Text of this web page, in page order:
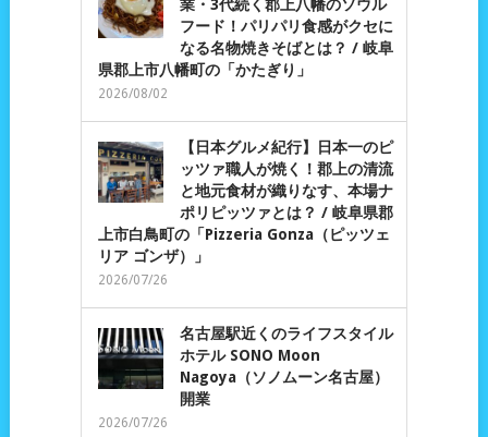
業・3代続く郡上八幡のソウル
フード！パリパリ食感がクセに
なる名物焼きそばとは？ / 岐阜
県郡上市八幡町の「かたぎり」
2026/08/02
【日本グルメ紀行】日本一のピ
ッツァ職人が焼く！郡上の清流
と地元食材が織りなす、本場ナ
ポリピッツァとは？ / 岐阜県郡
上市白鳥町の「Pizzeria Gonza（ピッツェ
リア ゴンザ）」
2026/07/26
名古屋駅近くのライフスタイル
ホテル SONO Moon
Nagoya（ソノムーン名古屋）
開業
2026/07/26